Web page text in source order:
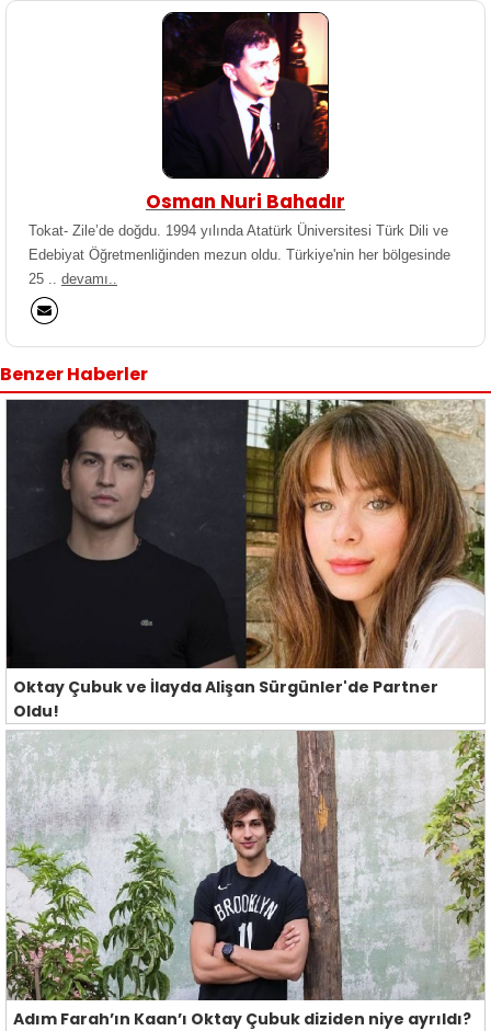
Osman Nuri Bahadır
Tokat- Zile’de doğdu. 1994 yılında Atatürk Üniversitesi Türk Dili ve
Edebiyat Öğretmenliğinden mezun oldu. Türkiye'nin her bölgesinde
25 .. devamı..
Benzer Haberler
Oktay Çubuk ve İlayda Alişan Sürgünler'de Partner
Oldu!
Adım Farah’ın Kaan’ı Oktay Çubuk diziden niye ayrıldı?